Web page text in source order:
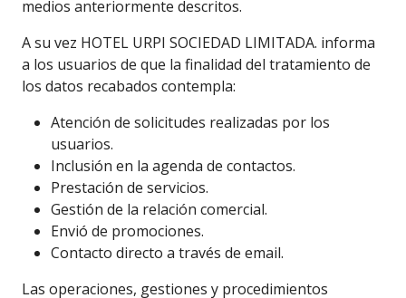
medios anteriormente descritos.
A su vez HOTEL URPI SOCIEDAD LIMITADA. informa
a los usuarios de que la finalidad del tratamiento de
los datos recabados contempla:
Atención de solicitudes realizadas por los
usuarios.
Inclusión en la agenda de contactos.
Prestación de servicios.
Gestión de la relación comercial.
Envió de promociones.
Contacto directo a través de email.
Las operaciones, gestiones y procedimientos